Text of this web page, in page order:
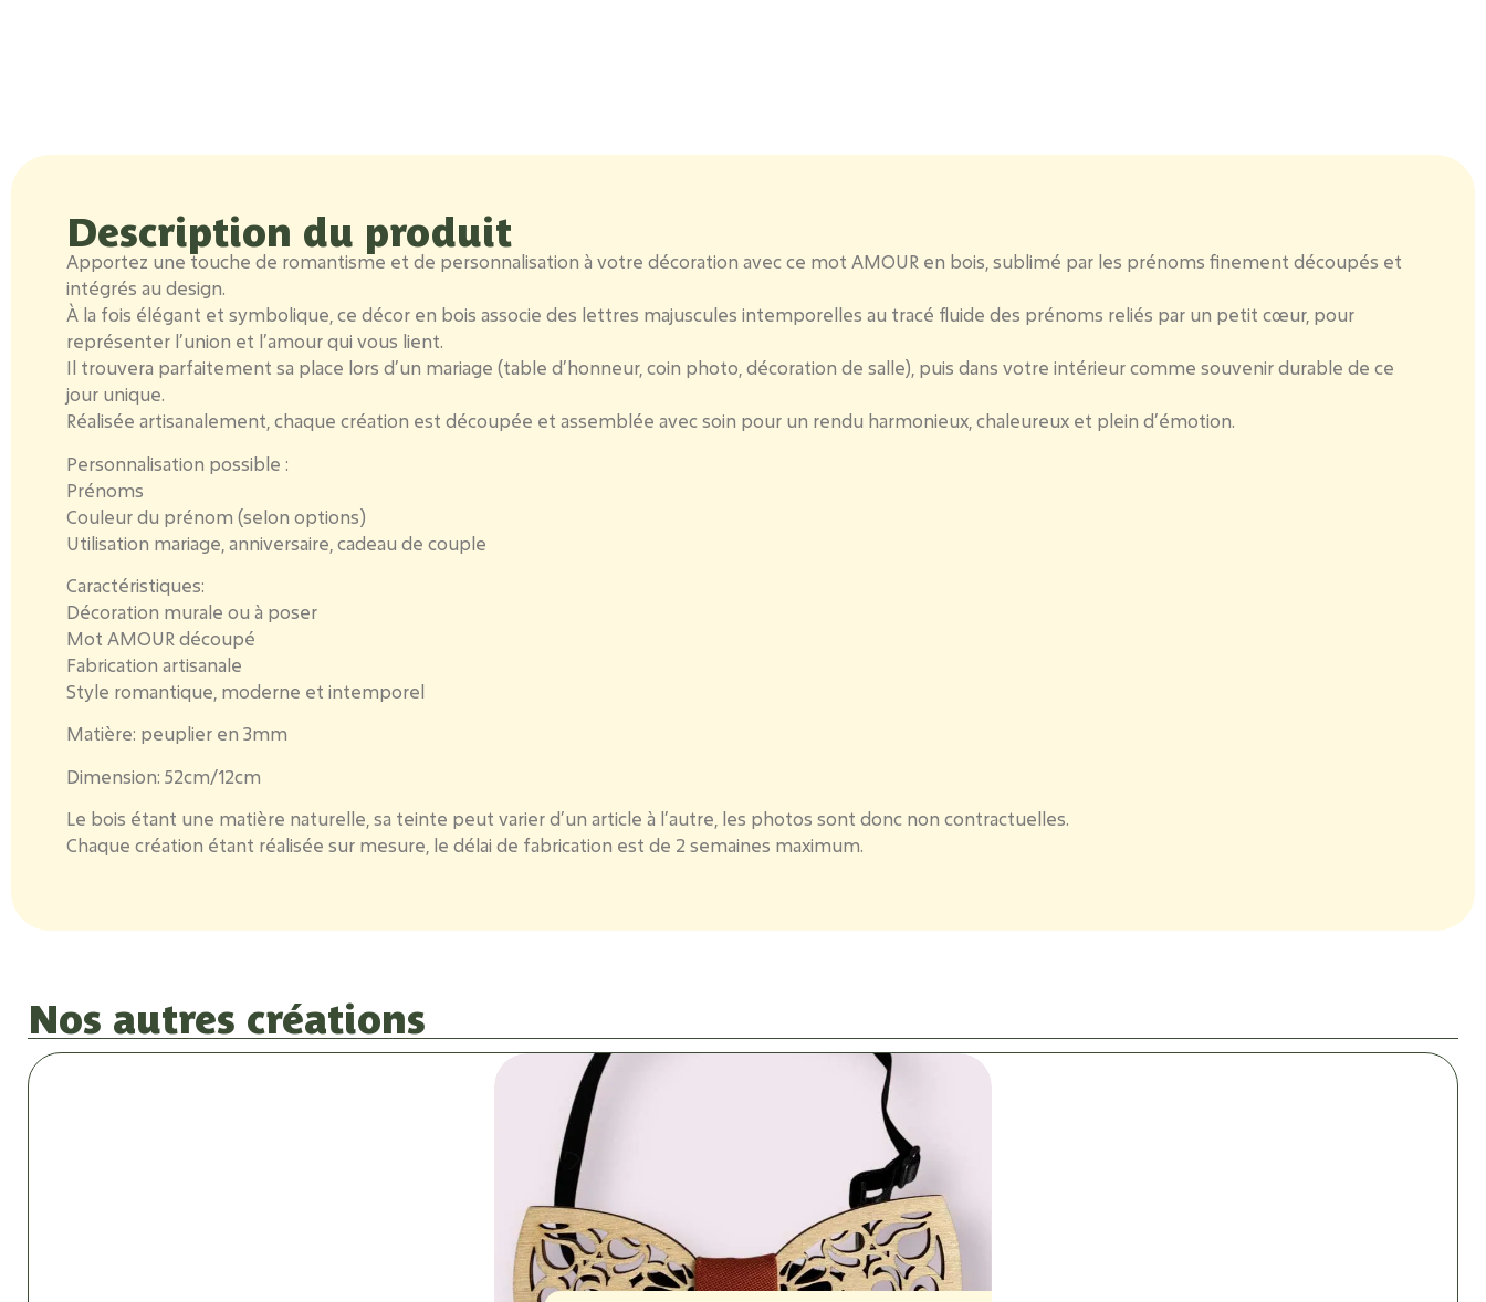
Description du produit
Apportez une touche de romantisme et de personnalisation à votre décoration avec ce mot AMOUR en bois, sublimé par les prénoms finement découpés et
intégrés au design.
À la fois élégant et symbolique, ce décor en bois associe des lettres majuscules intemporelles au tracé fluide des prénoms reliés par un petit cœur, pour
représenter l’union et l’amour qui vous lient.
Il trouvera parfaitement sa place lors d’un mariage (table d’honneur, coin photo, décoration de salle), puis dans votre intérieur comme souvenir durable de ce
jour unique.
Réalisée artisanalement, chaque création est découpée et assemblée avec soin pour un rendu harmonieux, chaleureux et plein d’émotion.
Personnalisation possible :
Prénoms
Couleur du prénom (selon options)
Utilisation mariage, anniversaire, cadeau de couple
Caractéristiques:
Décoration murale ou à poser
Mot AMOUR découpé
Fabrication artisanale
Style romantique, moderne et intemporel
Matière: peuplier en 3mm
Dimension: 52cm/12cm
Le bois étant une matière naturelle, sa teinte peut varier d’un article à l’autre, les photos sont donc non contractuelles.
Chaque création étant réalisée sur mesure, le délai de fabrication est de 2 semaines maximum.
Nos autres créations